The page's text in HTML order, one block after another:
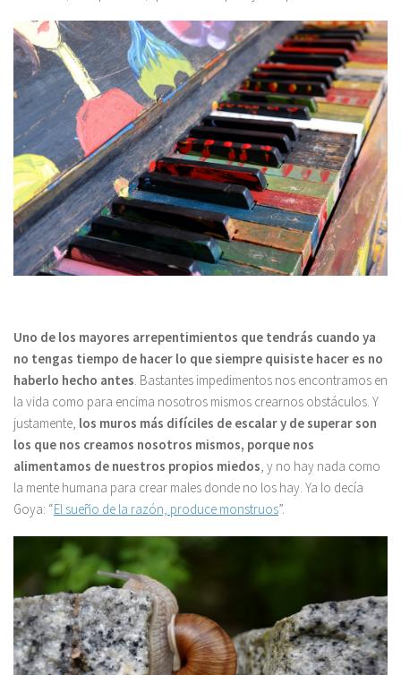
Uno de los mayores arrepentimientos que tendrás cuando ya
no tengas tiempo de hacer lo que siempre quisiste hacer es no
haberlo hecho antes. Bastantes impedimentos nos encontramos en
la vida como para encima nosotros mismos crearnos obstáculos. Y
justamente, los muros más difíciles de escalar y de superar son
los que nos creamos nosotros mismos, porque nos
alimentamos de nuestros propios miedos, y no hay nada como
la mente humana para crear males donde no los hay. Ya lo decía
Goya: “El sueño de la razón, produce monstruos”.